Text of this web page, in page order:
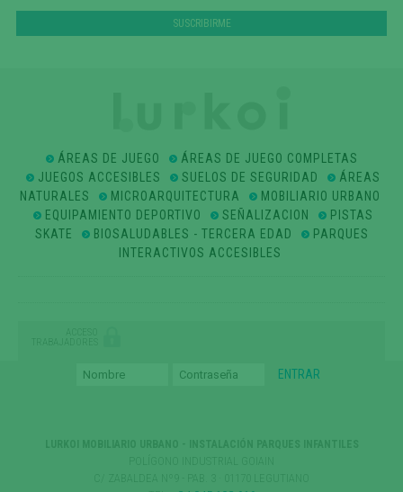
ÁREAS DE JUEGO
ÁREAS DE JUEGO COMPLETAS
JUEGOS ACCESIBLES
SUELOS DE SEGURIDAD
ÁREAS
NATURALES
MICROARQUITECTURA
MOBILIARIO URBANO
EQUIPAMIENTO DEPORTIVO
SEÑALIZACION
PISTAS
SKATE
BIOSALUDABLES - TERCERA EDAD
PARQUES
INTERACTIVOS ACCESIBLES
ACCESO
TRABAJADORES